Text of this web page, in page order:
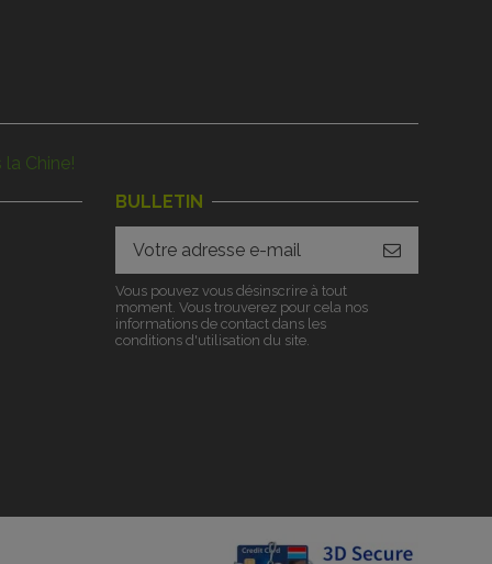
Chine!
BULLETIN
Vous pouvez vous désinscrire à tout
moment. Vous trouverez pour cela nos
informations de contact dans les
conditions d'utilisation du site.